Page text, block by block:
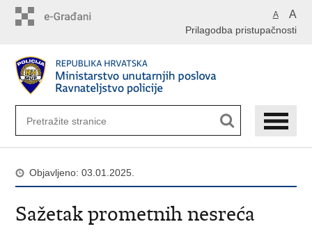
A A
Prilagodba pristupačnosti
Objavljeno: 03.01.2025.
Sažetak prometnih nesreća